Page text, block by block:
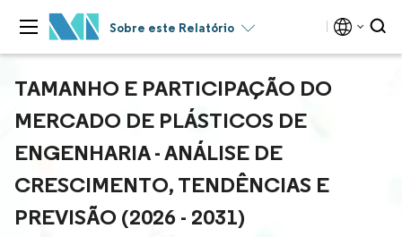
Sobre este Relatório
TAMANHO E PARTICIPAÇÃO DO
MERCADO DE PLÁSTICOS DE
ENGENHARIA - ANÁLISE DE
CRESCIMENTO, TENDÊNCIAS E
PREVISÃO (2026 - 2031)